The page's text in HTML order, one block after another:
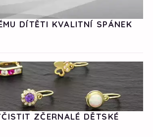
DÍTĚTI KVALITNÍ SPÁNEK
ZČERNALÉ DĚTSKÉ